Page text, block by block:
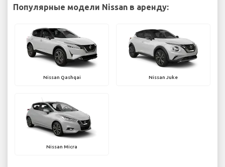
Популярные модели Nissan в аренду:
Nissan Qashqai Nissan Juke
Nissan Micra